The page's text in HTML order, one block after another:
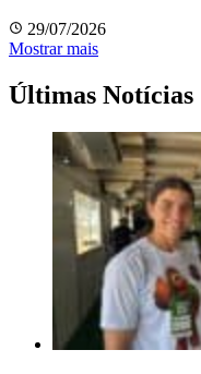
29/07/2026
Mostrar mais
Últimas Notícias